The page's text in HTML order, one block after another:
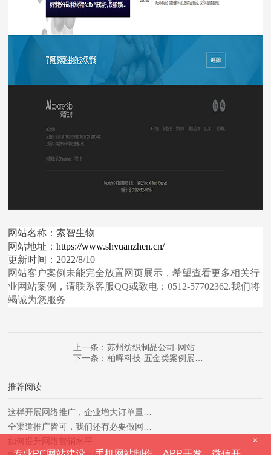
网站名称：索智生物
网站地址：https://www.shyuanzhen.cn/
更新时间：2022/8/10
网站客户案例未能完全放置网页展示，希望查看更多相关行
业网站案例，请联系客服QQ或致电：0512-57702362.我们将
竭诚为您服务
上一条：苏州纺织制品公司-网站…
下一条：柏晖科技-五金类案例展…
推荐阅读
这样开展网络推广，企业增大订单量…
全渠道推广皆可，我们还有必要做网…
如何提升网络营销水平
×